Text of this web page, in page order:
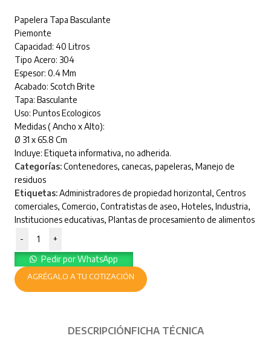
Papelera Tapa Basculante
Piemonte
Capacidad: 40 Litros
Tipo Acero: 304
Espesor: 0.4 Mm
Acabado: Scotch Brite
Tapa: Basculante
Uso: Puntos Ecologicos
Medidas ( Ancho x Alto):
Ø 31 x 65.8 Cm
Incluye: Etiqueta informativa, no adherida.
Categorías:Contenedores, canecas, papeleras, Manejo de
residuos
Etiquetas:Administradores de propiedad horizontal, Centros
comerciales, Comercio, Contratistas de aseo, Hoteles, Industria,
Instituciones educativas, Plantas de procesamiento de alimentos
-
+
Pedir por WhatsApp
AGRÉGALO A TU COTIZACIÓN
DESCRIPCIÓNFICHA TÉCNICA